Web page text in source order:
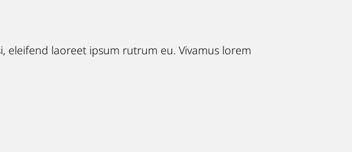
eleifend laoreet ipsum rutrum eu. Vivamus lorem